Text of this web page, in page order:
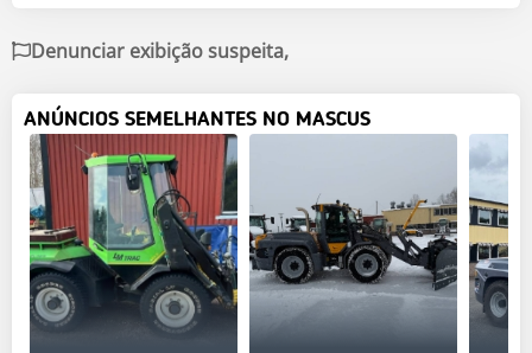
Denunciar exibição suspeita,
ANÚNCIOS SEMELHANTES NO MASCUS